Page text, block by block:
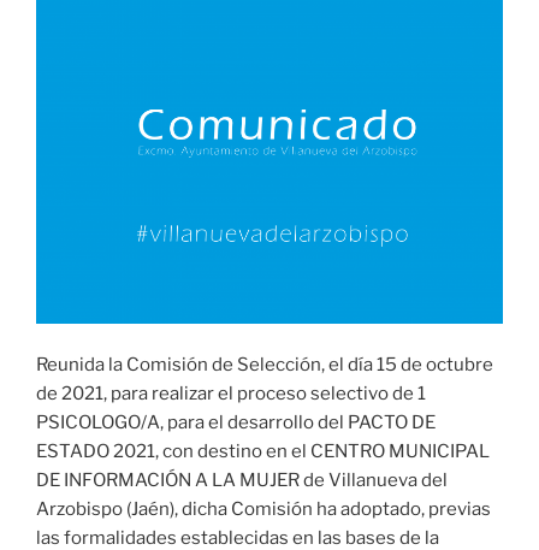
Reunida la Comisión de Selección, el día 15 de octubre
de 2021, para realizar el proceso selectivo de 1
PSICOLOGO/A, para el desarrollo del PACTO DE
ESTADO 2021, con destino en el CENTRO MUNICIPAL
DE INFORMACIÓN A LA MUJER de Villanueva del
Arzobispo (Jaén), dicha Comisión ha adoptado, previas
las formalidades establecidas en las bases de la